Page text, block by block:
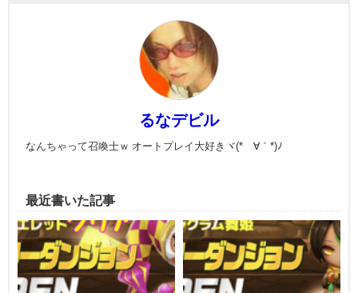
るなデビル
なんちゃって召喚士ｗ オートプレイ大好きヾ(*´∀｀*)ﾉ
最近書いた記事